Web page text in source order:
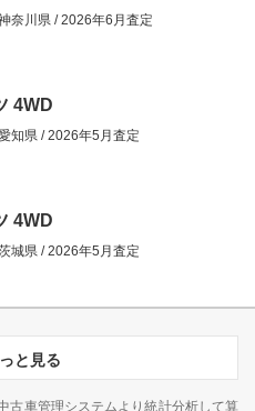
奈川県 /2026年6月査定
4WD
知県 /2026年5月査定
4WD
城県 /2026年5月査定
と見る
古車管理システムより統計分析して算